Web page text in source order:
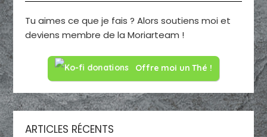
Tu aimes ce que je fais ? Alors soutiens moi et
deviens membre de la Moriarteam !
Offre moi un Thé !
ARTICLES RÉCENTS